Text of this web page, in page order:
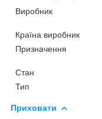
Виробник
Країна виробник
Призначення
Стан
Тип
Приховати